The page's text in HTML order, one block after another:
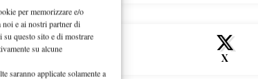
per memorizzare e/o
noi e ai nostri partner di
questo sito e di mostrare
su alcune
saranno applicate solamente a
X